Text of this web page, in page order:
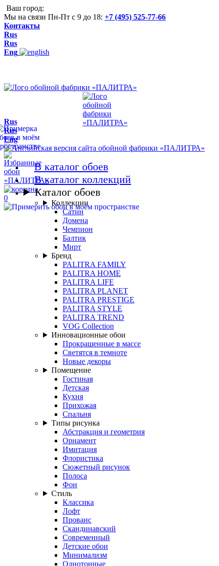
Ваш город:
Мы на связи Пн-Пт с 9 до 18: +7 (495) 525-77-66
Контакты
Rus
Rus
Eng
0
Rus
Rus
Eng
В каталог обоев
В каталог коллекций
Каталог обоев
Коллекции
Сатин
Домена
Чемпион
Балтик
Мирт
Бренд
PALITRA FAMILY
PALITRA HOME
PALITRA LIFE
PALITRA PLANET
PALITRA PRESTIGE
PALITRA STYLE
PALITRA TREND
VOG Collection
Инновационные обои
Прокрашенные в массе
Светятся в темноте
Новые декоры
Помещение
Гостиная
Детская
Кухня
Прихожая
Спальня
Типы рисунка
Абстракция и геометрия
Орнамент
Имитация
Флористика
Сюжетный рисунок
Полоса
Фон
Стиль
Классика
Лофт
Прованс
Скандинавский
Современный
Детские обои
Минимализм
Однотонные